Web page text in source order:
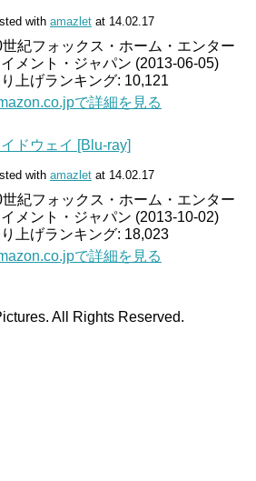
with amazlet at 14.02.17
世紀フォックス・ホーム・エンター
メント・ジャパン (2013-06-05)
上げランキング: 10,121
で詳細を見る
ドウェイ [Blu-ray]
with amazlet at 14.02.17
世紀フォックス・ホーム・エンター
メント・ジャパン (2013-10-02)
上げランキング: 18,023
で詳細を見る
All Rights Reserved.